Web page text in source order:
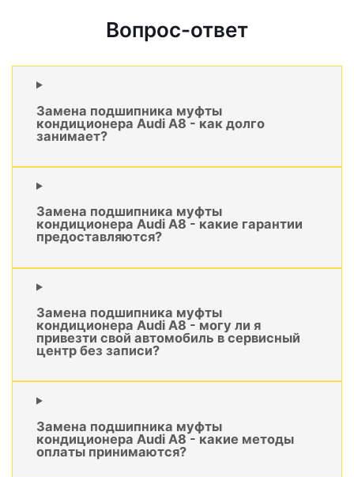
Вопрос-ответ
Замена подшипника муфты
кондиционера Audi A8 - как долго
занимает?
Замена подшипника муфты
кондиционера Audi A8 - какие гарантии
предоставляются?
Замена подшипника муфты
кондиционера Audi A8 - могу ли я
привезти свой автомобиль в сервисный
центр без записи?
Замена подшипника муфты
кондиционера Audi A8 - какие методы
оплаты принимаются?